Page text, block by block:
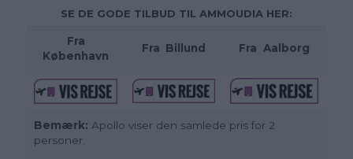
SE DE GODE TILBUD TIL AMMOUDIA HER:
Fra
København
Fra Billund Fra _Aalborg
Bemærk:Apollo viser den samlede pris for 2
personer.